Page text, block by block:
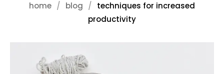
home blog
techniques for increased
productivity